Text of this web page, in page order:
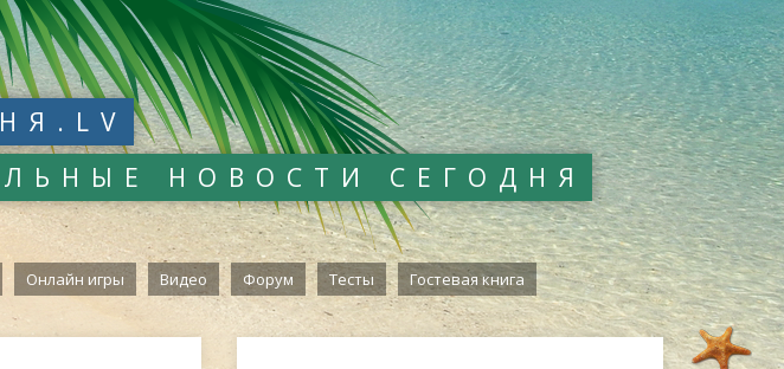
НОВОСТИ СЕГОДНЯ
Онлайн игры Видео Форум Тесты Гостевая книга